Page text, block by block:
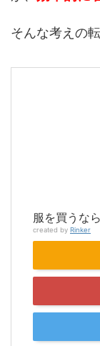
そんな考えの
服を買うな
created by Rinker